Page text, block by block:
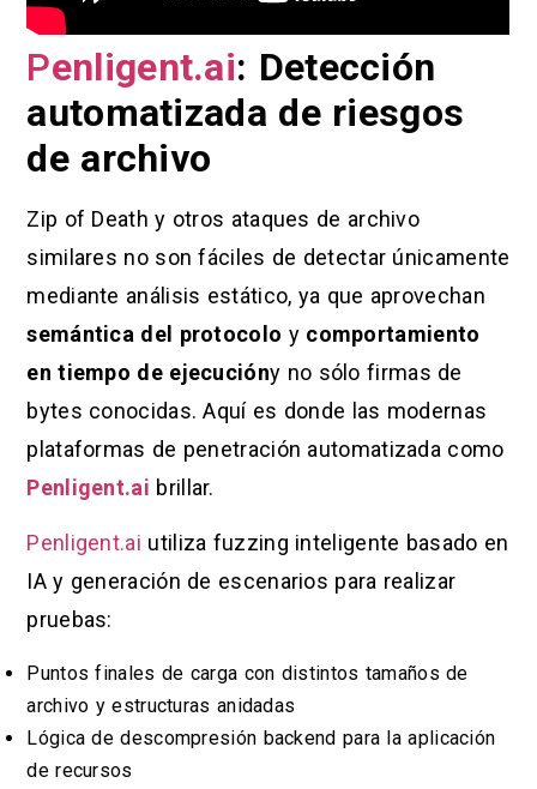
Penligent.ai: Detección
automatizada de riesgos
de archivo
Zip of Death y otros ataques de archivo
similares no son fáciles de detectar únicamente
mediante análisis estático, ya que aprovechan
semántica del protocolo y comportamiento
en tiempo de ejecucióny no sólo firmas de
bytes conocidas. Aquí es donde las modernas
plataformas de penetración automatizada como
Penligent.ai brillar.
Penligent.ai utiliza fuzzing inteligente basado en
IA y generación de escenarios para realizar
pruebas:
Puntos finales de carga con distintos tamaños de
archivo y estructuras anidadas
Lógica de descompresión backend para la aplicación
de recursos